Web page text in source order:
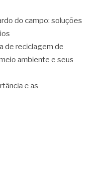
do campo: soluções
de reciclagem de
ambiente e seus
e as